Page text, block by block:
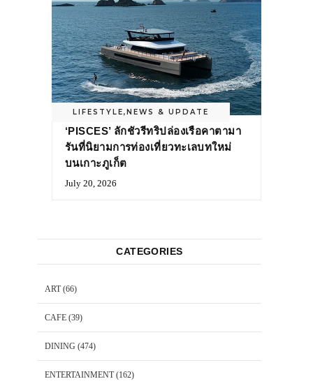
LIFESTYLE,NEWS & UPDATE
‘PISCES’ ลักชัวรีทริปล่องเรือคาตามา
รันที่นิยามการท่องเที่ยวทะเลบทใหม่
บนเกาะภูเก็ต
July 20, 2026
CATEGORIES
ART(66)
CAFE (39)
DINING (474)
ENTERTAINMENT(162)